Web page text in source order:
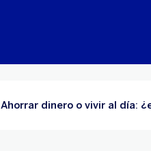
Ahorrar dinero o vivir al día: